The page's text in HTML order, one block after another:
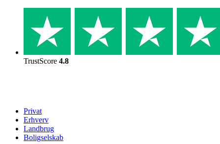
TrustScore 4.8
Privat
Erhverv
Landbrug
Boligselskab